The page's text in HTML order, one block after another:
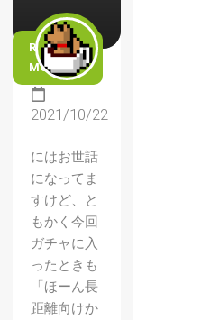
READ
MORE
2021/10/22
にはお世話
になってま
すけど、と
もかく今回
ガチャに入
ったときも
「ほーん長
距離向けか